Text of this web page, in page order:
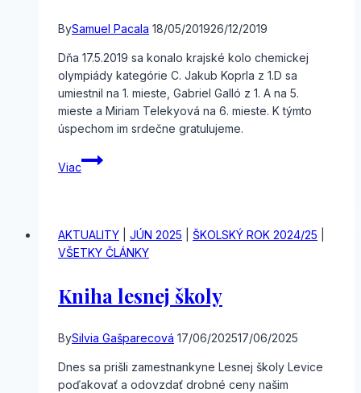
BySamuel Pacala 18/05/201926/12/2019
Dňa 17.5.2019 sa konalo krajské kolo chemickej
olympiády kategórie C. Jakub Koprla z 1.D sa
umiestnil na 1. mieste, Gabriel Galló z 1. A na 5.
mieste a Miriam Telekyová na 6. mieste. K týmto
úspechom im srdečne gratulujeme.
Viac
KRAJSKÉ
KOLO
AKTUALITY
JÚN 2025 ŠKOLSKÝ ROK 2024/25
VŠETKY ČLÁNKY
Kniha lesnej školy
BySilvia Gašparecová 17/06/202517/06/2025
Dnes sa prišli zamestnankyne Lesnej školy Levice
poďakovať a odovzdať drobné ceny našim